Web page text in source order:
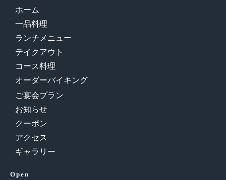
ホーム
一品料理
ランチメニュー
テイクアウト
コース料理
オーダーバイキング
ご宴会プラン
お知らせ
クーポン
アクセス
ギャラリー
Open